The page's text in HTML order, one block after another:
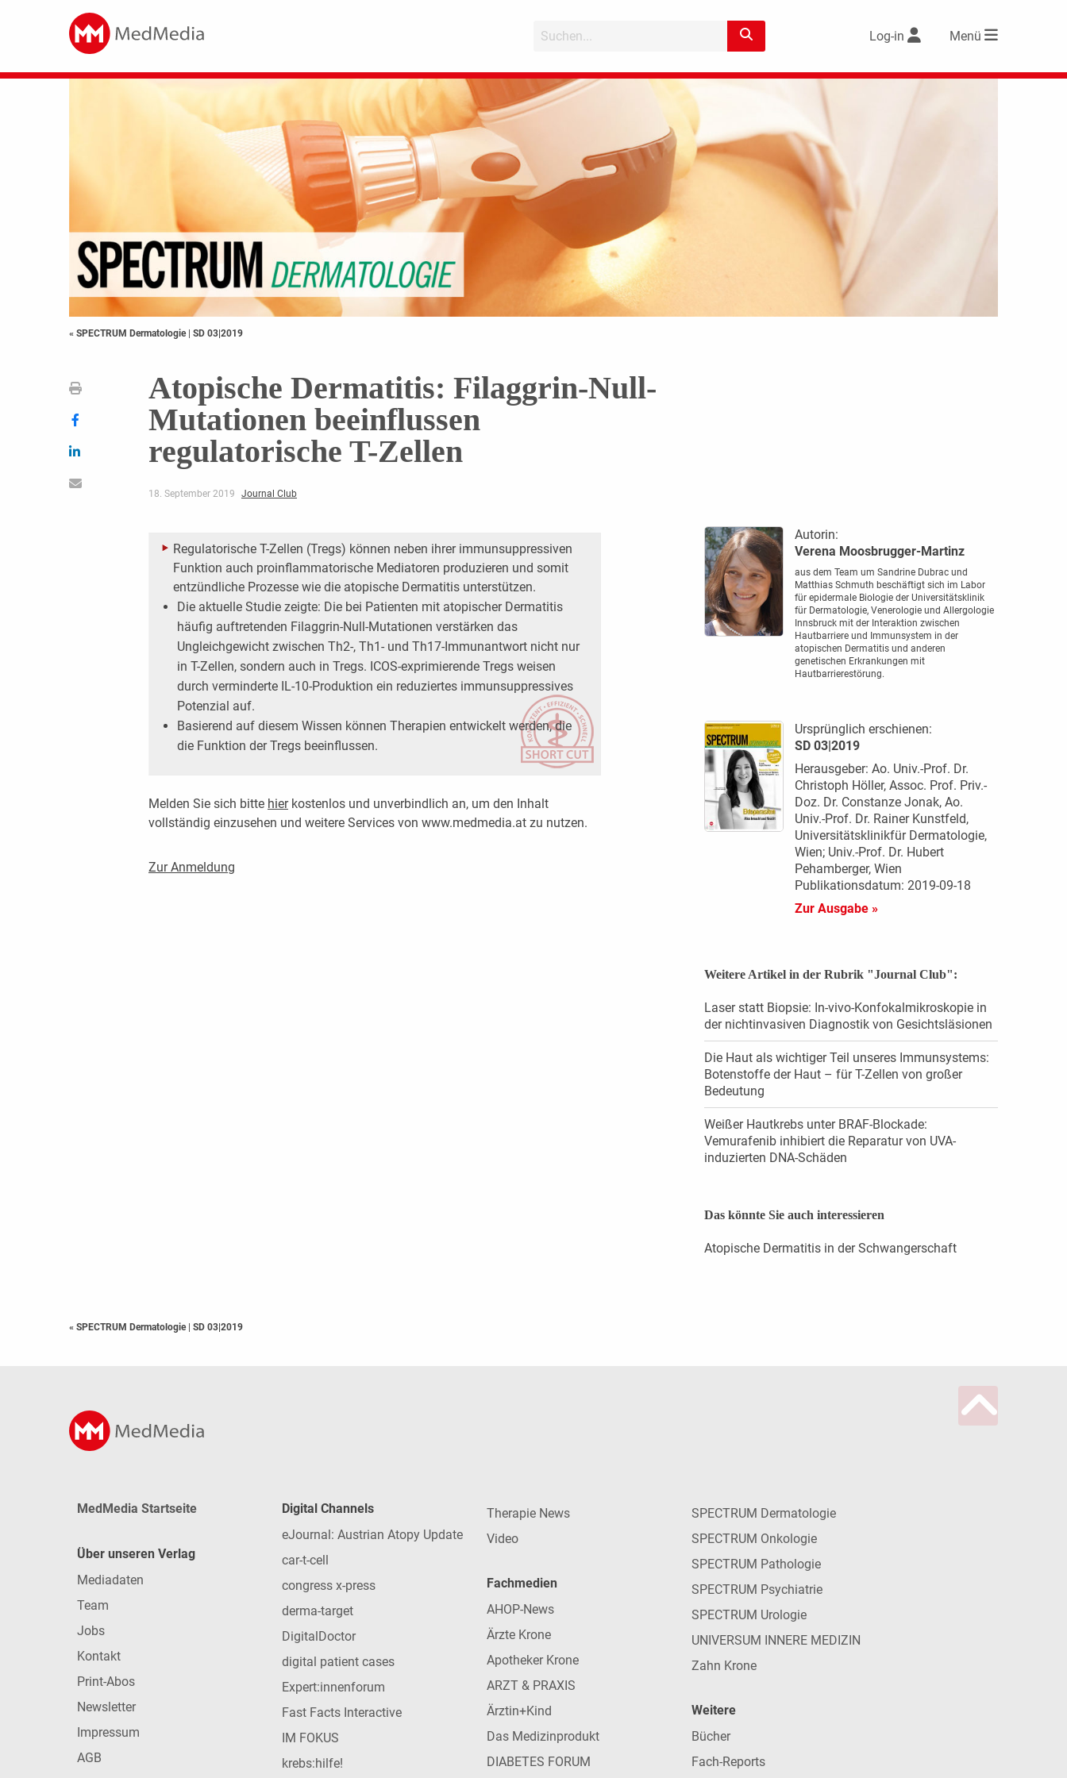
Log-in Menü
« SPECTRUM Dermatologie | SD 03|2019
Atopische Dermatitis: Filaggrin-Null-
Mutationen beeinflussen
regulatorische T-Zellen
18. September 2019 Journal Club
Regulatorische T-Zellen (Tregs) können neben ihrer immunsuppressiven
Funktion auch ­proinflammatorische Mediatoren produzieren und somit
entzündliche Prozesse wie die ­atopische Dermatitis unterstützen.
Die aktuelle Studie zeigte: Die bei Patienten mit atopischer Dermatitis
häufig auftretenden ­Filaggrin-Null-Mutationen verstärken das
Ungleichgewicht zwischen Th2-, Th1- und Th17-Immunantwort nicht nur
in T-Zellen, sondern auch in Tregs. ICOS-exprimierende Tregs weisen
durch verminderte IL-10-Produktion ein reduziertes immunsuppressives
Potenzial auf.
Basierend auf diesem Wissen können Therapien entwickelt werden, die
die Funktion der Tregs beeinflussen.
Melden Sie sich bitte hierkostenlos und unverbindlich an, um den Inhalt
vollständig einzusehen und weitere Services von www.medmedia.at zu nutzen.
Zur Anmeldung
Autorin:
Verena Moosbrugger-Martinz
aus dem Team um Sandrine Dubrac und
Matthias Schmuth beschäftigt sich im Labor
für epidermale Biologie der Universitätsklinik
für Dermatologie, Venerologie und Allergologie
Innsbruck mit der Interaktion zwischen
Hautbarriere und Immunsystem in der
atopischen Dermatitis und anderen
genetischen Erkrankungen mit
Hautbarrierestörung.
Ursprünglich erschienen:
SD 03|2019
Herausgeber: Ao. Univ.-Prof. Dr.
Christoph Höller, Assoc. Prof. Priv.-
Doz. Dr. Constanze Jonak, Ao.
Univ.-Prof. Dr. Rainer Kunstfeld,
Universitätsklinikfür Dermatologie,
Wien; Univ.-Prof. Dr. Hubert
Pehamberger, Wien
Publikationsdatum: 2019-09-18
Zur Ausgabe »
Weitere Artikel in der Rubrik "Journal Club":
Laser statt Biopsie: In-vivo-Konfokalmikroskopie in
der nichtinvasiven Diagnostik von Gesichtsläsionen
Die Haut als wichtiger Teil unseres Immunsystems:
Botenstoffe der Haut – für T-Zellen von großer
Bedeutung
Weißer Hautkrebs unter BRAF-Blockade:
Vemurafenib inhibiert die Reparatur von UVA-
induzierten DNA-Schäden
Das könnte Sie auch interessieren
Atopische Dermatitis in der Schwangerschaft
« SPECTRUM Dermatologie | SD 03|2019
MedMedia Startseite
Über unseren Verlag
Mediadaten
Team
Jobs
Kontakt
Print-Abos
Newsletter
Impressum
AGB
Digital Channels
eJournal: Austrian Atopy Update
car-t-cell
congress x-press
derma-target
DigitalDoctor
digital patient cases
Expert:innenforum
Fast Facts Interactive
IM FOKUS
krebs:hilfe!
Therapie News
Video
Fachmedien
AHOP-News
Ärzte Krone
Apotheker Krone
ARZT & PRAXIS
Ärztin+Kind
Das Medizinprodukt
DIABETES FORUM
SPECTRUM Dermatologie
SPECTRUM Onkologie
SPECTRUM Pathologie
SPECTRUM Psychiatrie
SPECTRUM Urologie
UNIVERSUM INNERE MEDIZIN
Zahn Krone
Weitere
Bücher
Fach-Reports